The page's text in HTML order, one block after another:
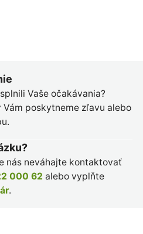
Vaše očakávania?
Vám poskytneme zľavu alebo
nás neváhajte kontaktovať
000 62 alebo vyplňte
.